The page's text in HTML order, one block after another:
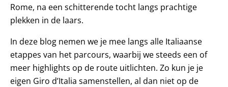
Rome, na een schitterende tocht langs prachtige
plekken in de laars.
In deze blog nemen we je mee langs alle Italiaanse
etappes van het parcours, waarbij we steeds een of
meer highlights op de route uitlichten. Zo kun je je
eigen Giro d’Italia samenstellen, al dan niet op de